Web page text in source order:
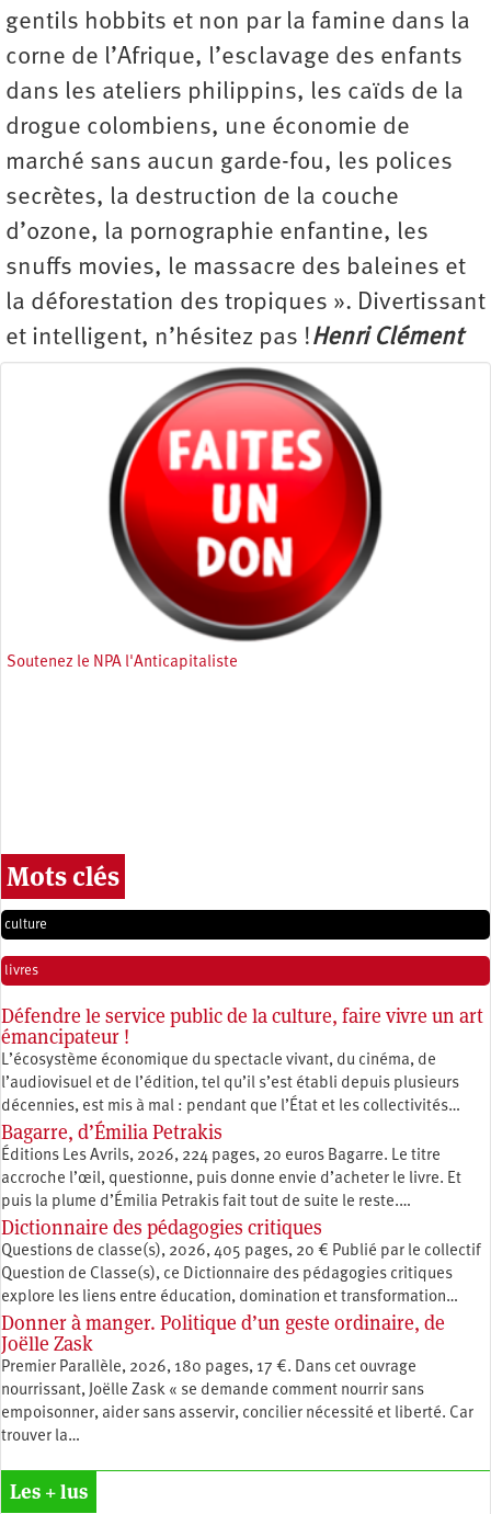
gentils hobbits et non par la famine dans la
corne de l’Afrique, l’esclavage des enfants
dans les ateliers philippins, les caïds de la
drogue colombiens, une économie de
marché sans aucun garde-fou, les polices
secrètes, la destruction de la couche
d’ozone, la pornographie enfantine, les
snuffs movies, le massacre des baleines et
la déforestation des tropiques ». Divertissant
et intelligent, n’hésitez pas !Henri Clément
Soutenez le NPA l'Anticapitaliste
Mots clés
culture
livres
Défendre le service public de la culture, faire vivre un art
émancipateur !
L’écosystème économique du spectacle vivant, du cinéma, de
l’audiovisuel et de l’édition, tel qu’il s’est établi depuis plusieurs
décennies, est mis à mal : pendant que l’État et les collectivités…
Bagarre, d’Émilia Petrakis
Éditions Les Avrils, 2026, 224 pages, 20 euros Bagarre. Le titre
accroche l’œil, questionne, puis donne envie d’acheter le livre. Et
puis la plume d’Émilia Petrakis fait tout de suite le reste.…
Dictionnaire des pédagogies critiques
Questions de classe(s), 2026, 405 pages, 20 € Publié par le collectif
Question de Classe(s), ce Dictionnaire des pédagogies critiques
explore les liens entre éducation, ­domination et transformation…
Donner à manger. Politique d’un geste ordinaire, de
Joëlle Zask
Premier Parallèle, 2026, 180 pages, 17 €. Dans cet ouvrage
nourrissant, Joëlle Zask « se demande comment nourrir sans
empoisonner, aider sans asservir, concilier nécessité et liberté. Car
trouver la…
Les + lus